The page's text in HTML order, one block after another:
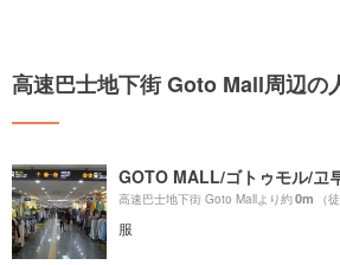
高速巴士地下街 Goto Mall周辺の
GOTO MALL/ゴトゥモル/고
高速巴士地下街 Goto Mallより約0m （
服